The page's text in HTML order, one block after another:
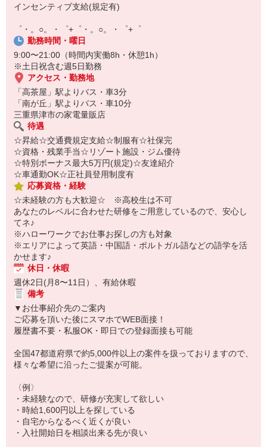
オンライン面談なのでスピード対応。
即日登録もOK♪
気になった方はお気軽にご相談ください！
インセンティブ支給(規定有)
゜・。○。・゜+゜・。○。・゜+゜
勤務時間・曜日
9:00〜21:00（時間内実働8h・休憩1h）
※土日祝含む週5日勤務
アクセス・勤務地
「高茶屋」駅よりバス・車3分
「南が丘」駅よりバス・車10分
三重県津市の家電量販店
待遇
☆昇給☆交通費規定支給☆制服有☆社保完
☆資格・残業手当☆リゾート施設・ジム優待
☆特別ボーナス最大5万円(規定)☆友達紹介
☆車通勤OK☆正社員登用制度有
応募資格・経験
☆未経験の方も大歓迎☆ ※高校生は不可
あなたのレベルに合わせた研修をご用意しているので、安心し
てネ♪
※ハローワークでお仕事お探しの方も対象
※エリアによって英語・中国語・ポルトガル語などの語学を活
かせます♪
休日・休暇
週休2日(月8〜11日）、有給休暇
備考
▼お仕事紹介先のご案内
ご応募を頂いた後にスマホでWEB面接！
履歴書不要・私服OK・即日での登録面接も可能
全国47都道府県で約5,000件以上の案件を扱っておりますので、
様々な希望に沿ったご提案が可能。
〈例〉
・未経験なので、研修が充実して欲しい
・時給1,600円以上を探している
・自宅からなるべく近くが良い
・入社開始日を相談出来る先が良い